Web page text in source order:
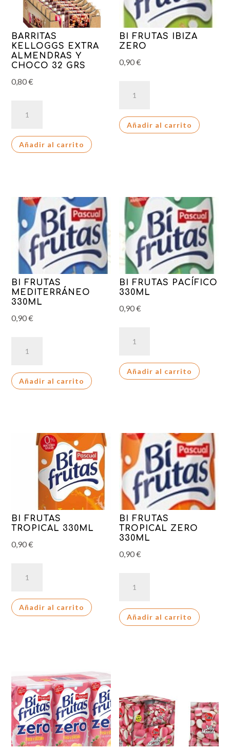
BARRITAS
KELLOGGS EXTRA
ALMENDRAS Y
CHOCO 32 GRS
0,80€
KELLOGGS
ALMENDRAS
GRS
cantidad
Añadir al carrito
BI FRUTAS IBIZA
ZERO
0,90€
FRUTAS
ZERO
Añadir al carrito
BI FRUTAS
MEDITERRÁNEO
330ML
0,90€
FRUTAS
330ML
Añadir al carrito
BI FRUTAS PACÍFICO
330ML
0,90€
FRUTAS
330ML
Añadir al carrito
BI FRUTAS
TROPICAL 330ML
0,90€
FRUTAS
330ML
Añadir al carrito
BI FRUTAS
TROPICAL ZERO
330ML
0,90€
FRUTAS
ZERO
Añadir al carrito